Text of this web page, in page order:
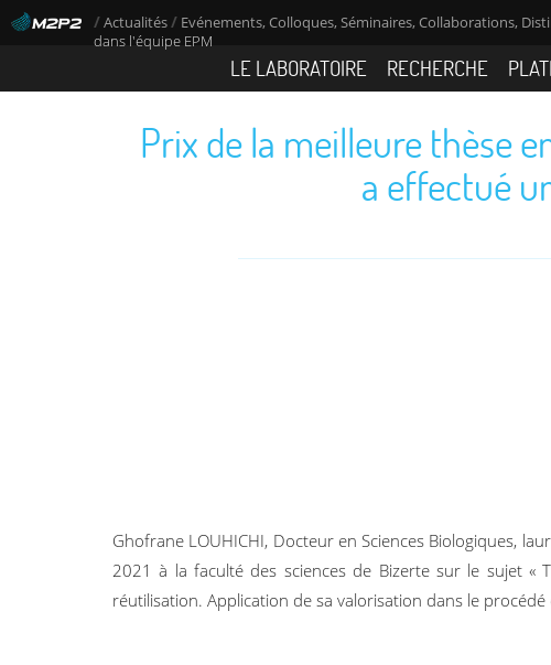
/Actualités/ Evénements, Colloques, Séminaires, Collaborations,
dans l'équipe EPM
LE LABORATOIRE RECHERCHE
Prix de la meilleure thèse
a effectué
Ghofrane LOUHICHI, Docteur en Sciences Biologiques,
2021 à la faculté des sciences de Bizerte sur le sujet «
réutilisation. Application de sa valorisation dans le